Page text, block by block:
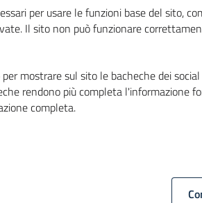
per usare le funzioni base del sito,
Il sito non può funzionare
mostrare sul sito le bacheche dei
rendono più completa l'informazione
completa.